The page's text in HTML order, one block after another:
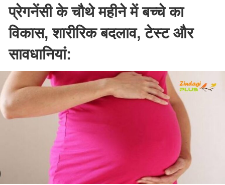
प्रेगनेंसी के चौथे महीने में बच्चे का
विकास, शारीरिक बदलाव, टेस्ट और
सावधानियां: